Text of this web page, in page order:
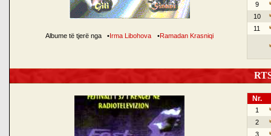
Albume të tjerë nga •Irma Libohova •Ramadan Krasniqi
9
10
11
Nr.
1
2
3